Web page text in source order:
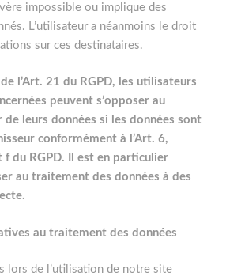
impossible ou implique des
L’utilisateur a néanmoins le droit
sur ces destinataires.
l’Art. 21 du RGPD, les utilisateurs
peuvent s’opposer au
leurs données si les données sont
conformément à l’Art. 6,
f du RGPD. Il est en particulier
au traitement des données à des
au traitement des données
lors de l’utilisation de notre site